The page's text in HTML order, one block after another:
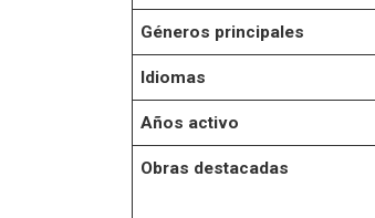
Géneros principales
Idiomas
Años activo
Obras destacadas